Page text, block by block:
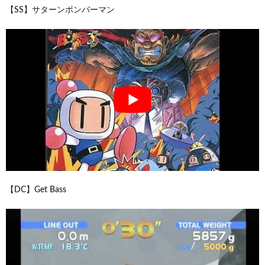
【SS】サターンボンバーマン
【DC】Get Bass